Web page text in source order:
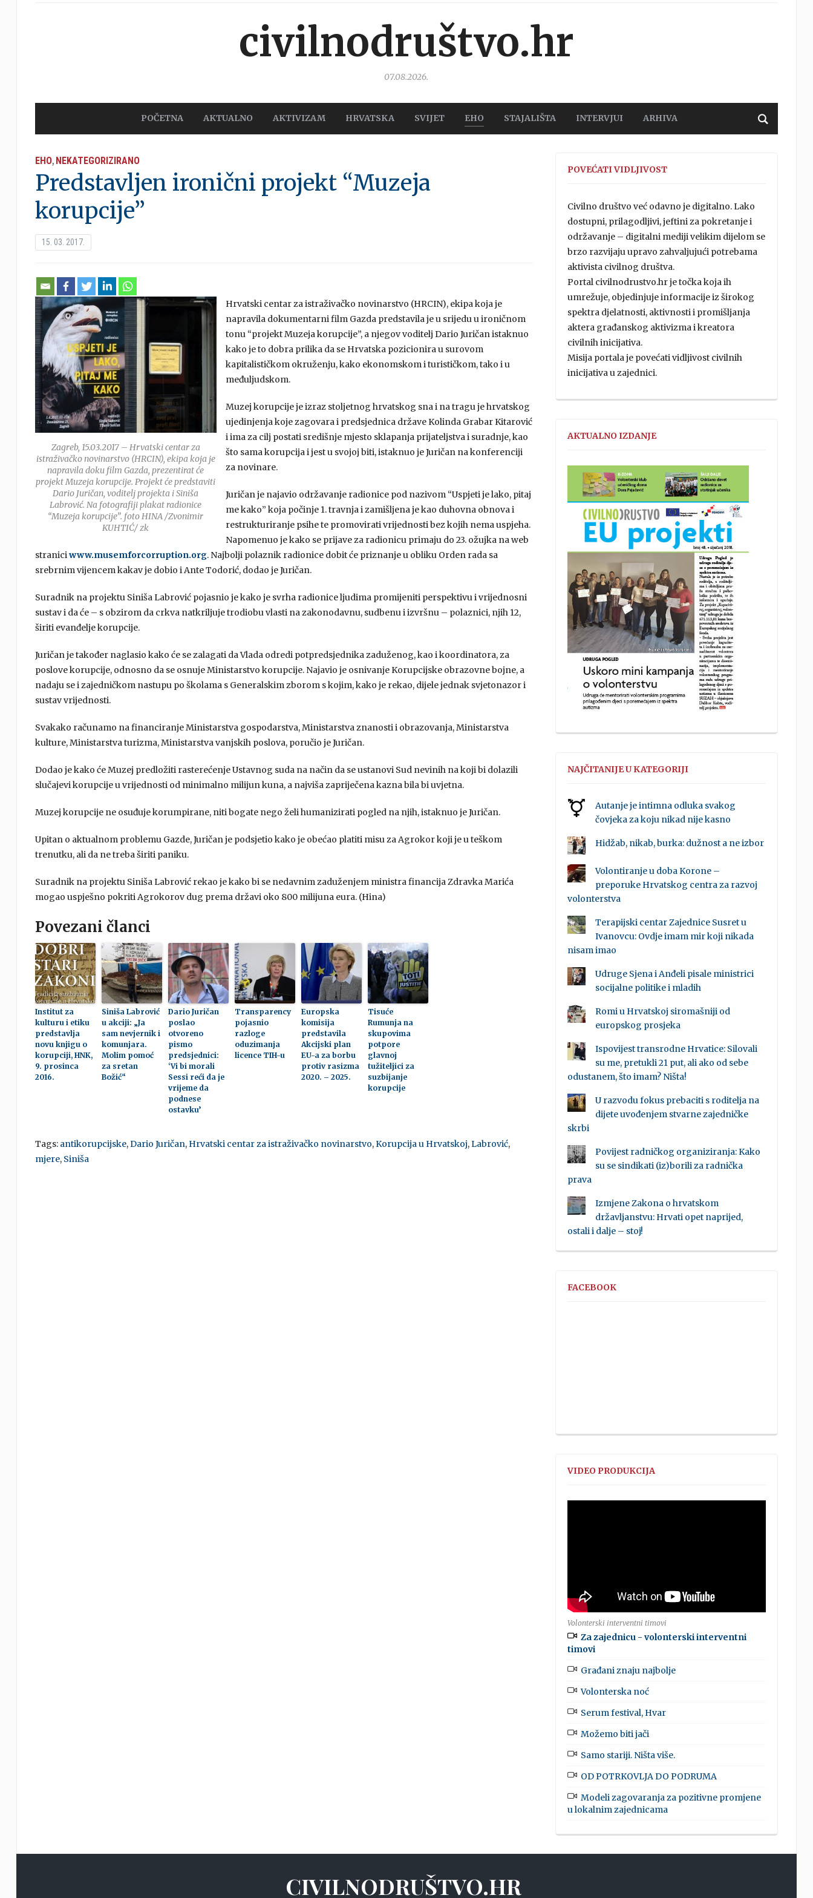
civilnodruštvo.hr
07.08.2026.
POČETNA AKTUALNO AKTIVIZAM HRVATSKA SVIJET EHO STAJALIŠTA INTERVJUI ARHIVA
EHO, NEKATEGORIZIRANO
Predstavljen ironični projekt “Muzeja
korupcije”
15. 03. 2017.
Zagreb, 15.03.2017 – Hrvatski centar za
istraživačko novinarstvo (HRCIN), ekipa koja je
napravila doku film Gazda, prezentirat će
projekt Muzeja korupcije. Projekt će predstaviti
Dario Juričan, voditelj projekta i Siniša
Labrović. Na fotografiji plakat radionice
“Muzeja korupcije”. foto HINA /Zvonimir
KUHTIĆ/ zk
Hrvatski centar za istraživačko novinarstvo (HRCIN), ekipa koja je
napravila dokumentarni film Gazda predstavila je u srijedu u ironičnom
tonu “projekt Muzeja korupcije”, a njegov voditelj Dario Juričan istaknuo
kako je to dobra prilika da se Hrvatska pozicionira u surovom
kapitalističkom okruženju, kako ekonomskom i turističkom, tako i u
međuljudskom.
Muzej korupcije je izraz stoljetnog hrvatskog sna i na tragu je hrvatskog
ujedinjenja koje zagovara i predsjednica države Kolinda Grabar Kitarović
i ima za cilj postati središnje mjesto sklapanja prijateljstva i suradnje, kao
što sama korupcija i jest u svojoj biti, istaknuo je Juričan na konferenciji
za novinare.
Juričan je najavio održavanje radionice pod nazivom “Uspjeti je lako, pitaj
me kako” koja počinje 1. travnja i zamišljena je kao duhovna obnova i
restrukturiranje psihe te promovirati vrijednosti bez kojih nema uspjeha.
Napomenuo je kako se prijave za radionicu primaju do 23. ožujka na web
straniciwww.musemforcorruption.org. Najbolji polaznik radionice dobit će priznanje u obliku Orden rada sa
srebrnim vijencem kakav je dobio i Ante Todorić, dodao je Juričan.
Suradnik na projektu Siniša Labrović pojasnio je kako je svrha radionice ljudima promijeniti perspektivu i vrijednosni
sustav i da će – s obzirom da crkva natkriljuje trodiobu vlasti na zakonodavnu, sudbenu i izvršnu – polaznici, njih 12,
širiti evanđelje korupcije.
Juričan je također naglasio kako će se zalagati da Vlada odredi potpredsjednika zaduženog, kao i koordinatora, za
poslove korupcije, odnosno da se osnuje Ministarstvo korupcije. Najavio je osnivanje Korupcijske obrazovne bojne, a
nadaju se i zajedničkom nastupu po školama s Generalskim zborom s kojim, kako je rekao, dijele jednak svjetonazor i
sustav vrijednosti.
Svakako računamo na financiranje Ministarstva gospodarstva, Ministarstva znanosti i obrazovanja, Ministarstva
kulture, Ministarstva turizma, Ministarstva vanjskih poslova, poručio je Juričan.
Dodao je kako će Muzej predložiti rasterećenje Ustavnog suda na način da se ustanovi Sud nevinih na koji bi dolazili
slučajevi korupcije u vrijednosti od minimalno milijun kuna, a najviša zapriječena kazna bila bi uvjetna.
Muzej korupcije ne osuđuje korumpirane, niti bogate nego želi humanizirati pogled na njih, istaknuo je Juričan.
Upitan o aktualnom problemu Gazde, Juričan je podsjetio kako je obećao platiti misu za Agrokor koji je u teškom
trenutku, ali da ne treba širiti paniku.
Suradnik na projektu Siniša Labrović rekao je kako bi se nedavnim zaduženjem ministra financija Zdravka Marića
mogao uspješno pokriti Agrokorov dug prema državi oko 800 milijuna eura. (Hina)
Povezani članci
Institut za
kulturu i etiku
predstavlja
novu knjigu o
korupciji, HNK,
9. prosinca
2016.
Siniša Labrović
u akciji: „Ja
sam nevjernik i
komunjara.
Molim pomoć
za sretan
Božić“
Dario Juričan
poslao
otvoreno
pismo
predsjednici:
‘Vi bi morali
Sessi reći da je
vrijeme da
podnese
ostavku’
Transparency
pojasnio
razloge
oduzimanja
licence TIH-u
Europska
komisija
predstavila
Akcijski plan
EU-a za borbu
protiv rasizma
2020. – 2025.
Tisuće
Rumunja na
skupovima
potpore
glavnoj
tužiteljici za
suzbijanje
korupcije
Tags: antikorupcijske,Dario Juričan, Hrvatski centar za istraživačko novinarstvo,Korupcija u Hrvatskoj,Labrović,
mjere, Siniša
POVEĆATI VIDLJIVOST
Civilno društvo već odavno je digitalno. Lako
dostupni, prilagodljivi, jeftini za pokretanje i
održavanje – digitalni mediji velikim dijelom se
brzo razvijaju upravo zahvaljujući potrebama
aktivista civilnog društva.
Portal civilnodrustvo.hr je točka koja ih
umrežuje, objedinjuje informacije iz širokog
spektra djelatnosti, aktivnosti i promišljanja
aktera građanskog aktivizma i kreatora
civilnih inicijativa.
Misija portala je povećati vidljivost civilnih
inicijativa u zajednici.
AKTUALNO IZDANJE
NAJČITANIJE U KATEGORIJI
Autanje je intimna odluka svakog
čovjeka za koju nikad nije kasno
Hidžab, nikab, burka: dužnost a ne izbor
Volontiranje u doba Korone –
preporuke Hrvatskog centra za razvoj
volonterstva
Terapijski centar Zajednice Susret u
Ivanovcu: Ovdje imam mir koji nikada
nisam imao
Udruge Sjena i Anđeli pisale ministrici
socijalne politike i mladih
Romi u Hrvatskoj siromašniji od
europskog prosjeka
Ispovijest transrodne Hrvatice: Silovali
su me, pretukli 21 put, ali ako od sebe
odustanem, što imam? Ništa!
U razvodu fokus prebaciti s roditelja na
dijete uvođenjem stvarne zajedničke
skrbi
Povijest radničkog organiziranja: Kako
su se sindikati (iz)borili za radnička
prava
Izmjene Zakona o hrvatskom
državljanstvu: Hrvati opet naprijed,
ostali i dalje – stoj!
FACEBOOK
VIDEO PRODUKCIJA
Volonterski interventni timovi
Za zajednicu - volonterski interventni
timovi
Građani znaju najbolje
Volonterska noć
Serum festival, Hvar
Možemo biti jači
Samo stariji. Ništa više.
OD POTRKOVLJA DO PODRUMA
Modeli zagovaranja za pozitivne promjene
u lokalnim zajednicama
CIVILNODRUŠTVO.HR